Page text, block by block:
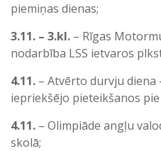
piemiņas dienas;
3.11. – 3.kl. – Rīgas
nodarbība LSS ietvaros
4.11. – Atvērto durvju diena
iepriekšējo pieteikšanos
4.11. – Olimpiāde angļu
skolā;